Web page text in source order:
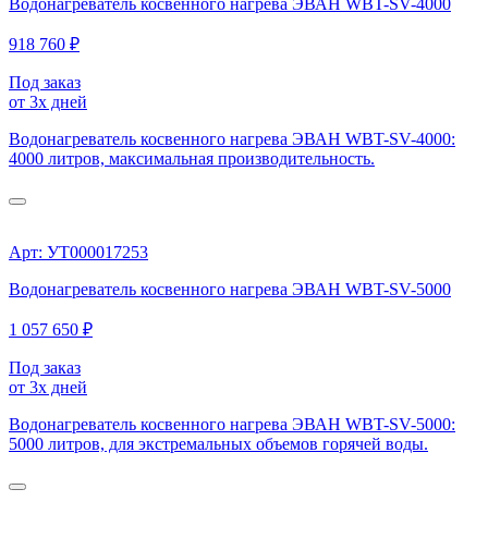
918 760 ₽
Под заказ
от 3х дней
Водонагреватель косвенного нагрева ЭВАН WBT-SV-4000:
4000 литров, максимальная производительность.
Арт: УТ000017253
Водонагреватель косвенного нагрева ЭВАН WBT-SV-5000
1 057 650 ₽
Под заказ
от 3х дней
Водонагреватель косвенного нагрева ЭВАН WBT-SV-5000:
5000 литров, для экстремальных объемов горячей воды.